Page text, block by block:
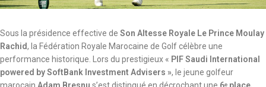
Sous la présidence effective de Son Altesse Royale Le Prince Moulay
Rachid, la Fédération Royale Marocaine de Golf célèbre une
performance historique. Lors du prestigieux « PIF Saudi International
powered by SoftBank Investment Advisers », le jeune golfeur
marocain Adam Bresnu s’est distingué en décrochant une 6ᵉ place,